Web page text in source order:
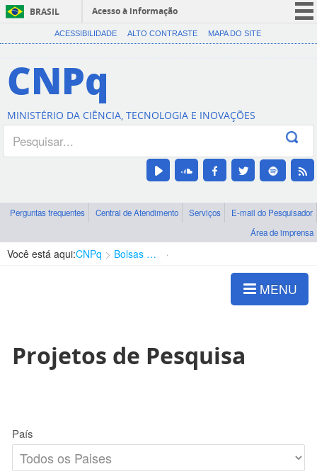
BRASIL
Acesso à informação
CORONAVÍRUS (COVID-19)
Canais
ACESSIBILIDADE ALTO CONTRASTE MAPA DO SITE
CNPq
MINISTÉRIO DA CIÊNCIA, TECNOLOGIA E INOVAÇÕES
Perguntas frequentes Central de Atendimento Serviços
E-mail do Pesquisador
Área de imprensa
Você está aqui:CNPq Bolsas e Auxílios Vigentes
MENU
Projetos de Pesquisa
País